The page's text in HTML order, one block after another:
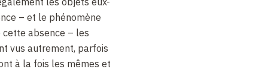
– et le phénomène
cette absence – les
vus autrement, parfois
à la fois les mêmes et